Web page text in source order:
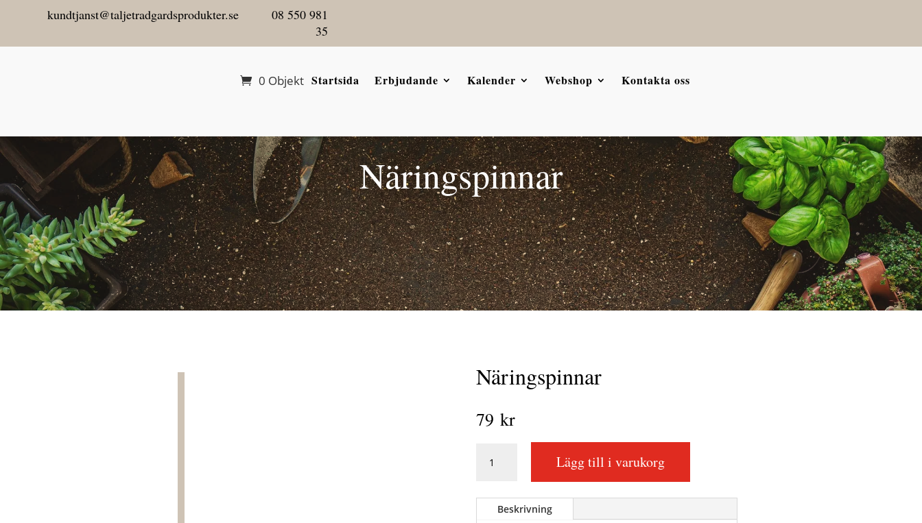
kundtjanst@taljetradgardsprodukter.se
08 550 981
35
0 Objekt Startsida Erbjudande Kalender Webshop Kontakta oss
Näringspinnar
Näringspinnar
79kr
mängd
Lägg till i varukorg
Beskrivning